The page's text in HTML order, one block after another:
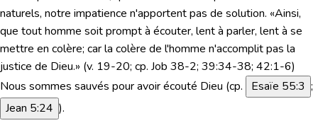
naturels, notre impatience n'apportent pas de solution. «Ainsi,
que tout homme soit prompt à écouter, lent à parler, lent à se
mettre en colère; car la colère de l'homme n'accomplit pas la
justice de Dieu.» (v. 19-20; cp. Job 38-2; 39:34-38; 42:1-6)
Nous sommes sauvés pour avoir écouté Dieu (cp.
Esaïe 55:3 ;
Jean 5:24 ).